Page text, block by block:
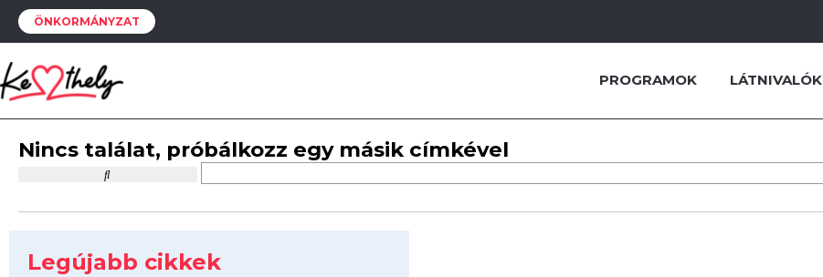
ÖNKORMÁNYZAT
PROGRAMOK LÁTNIVALÓK
Nincs találat, próbálkozz egy másik címkével
Legújabb cikkek